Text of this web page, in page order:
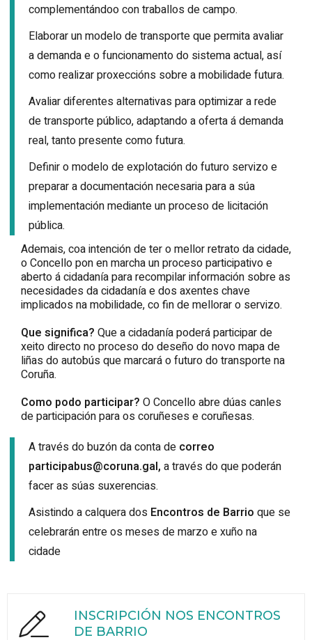
complementándoo con traballos de campo.
Elaborar un modelo de transporte que permita avaliar
a demanda e o funcionamento do sistema actual, así
como realizar proxeccións sobre a mobilidade futura.
Avaliar diferentes alternativas para optimizar a rede
de transporte público, adaptando a oferta á demanda
real, tanto presente como futura.
Definir o modelo de explotación do futuro servizo e
preparar a documentación necesaria para a súa
implementación mediante un proceso de licitación
pública.
Ademais, coa intención de ter o mellor retrato da cidade,
o Concello pon en marcha un proceso participativo e
aberto á cidadanía para recompilar información sobre as
necesidades da cidadanía e dos axentes chave
implicados na mobilidade, co fin de mellorar o servizo.
Que significa? Que a cidadanía poderá participar de
xeito directo no proceso do deseño do novo mapa de
liñas do autobús que marcará o futuro do transporte na
Coruña.
Como podo participar? O Concello abre dúas canles
de participación para os coruñeses e coruñesas.
A través do buzón da conta de correo
participabus@coruna.gal, a través do que poderán
facer as súas suxerencias.
Asistindo a calquera dos Encontros de Barrio que se
celebrarán entre os meses de marzo e xuño na
cidade
INSCRIPCIÓN NOS ENCONTROS
DE BARRIO